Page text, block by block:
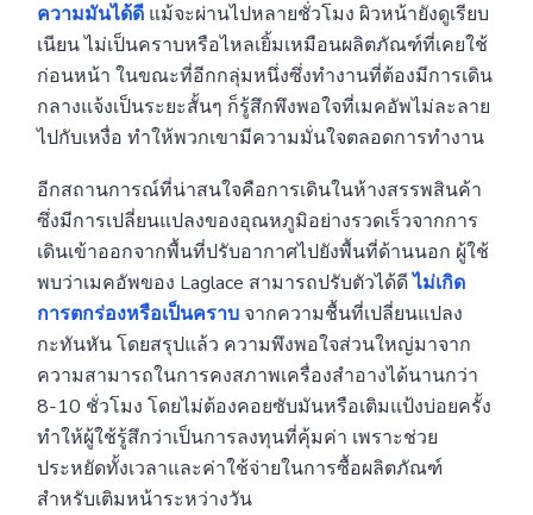
ความมันได้ดี แม้จะผ่านไปหลายชั่วโมง ผิวหน้ายังดูเรียบ
เนียน ไม่เป็นคราบหรือไหลเยิ้มเหมือนผลิตภัณฑ์ที่เคยใช้
ก่อนหน้า ในขณะที่อีกกลุ่มหนึ่งซึ่งทำงานที่ต้องมีการเดิน
กลางแจ้งเป็นระยะสั้นๆ ก็รู้สึกพึงพอใจที่เมคอัพไม่ละลาย
ไปกับเหงื่อ ทำให้พวกเขามีความมั่นใจตลอดการทำงาน
อีกสถานการณ์ที่น่าสนใจคือการเดินในห้างสรรพสินค้า
ซึ่งมีการเปลี่ยนแปลงของอุณหภูมิอย่างรวดเร็วจากการ
เดินเข้าออกจากพื้นที่ปรับอากาศไปยังพื้นที่ด้านนอก ผู้ใช้
พบว่าเมคอัพของ Laglace สามารถปรับตัวได้ดีไม่เกิด
การตกร่องหรือเป็นคราบ จากความชื้นที่เปลี่ยนแปลง
กะทันหัน โดยสรุปแล้ว ความพึงพอใจส่วนใหญ่มาจาก
ความสามารถในการคงสภาพเครื่องสำอางได้นานกว่า
8-10 ชั่วโมง โดยไม่ต้องคอยซับมันหรือเติมแป้งบ่อยครั้ง
ทำให้ผู้ใช้รู้สึกว่าเป็นการลงทุนที่คุ้มค่า เพราะช่วย
ประหยัดทั้งเวลาและค่าใช้จ่ายในการซื้อผลิตภัณฑ์
สำหรับเติมหน้าระหว่างวัน